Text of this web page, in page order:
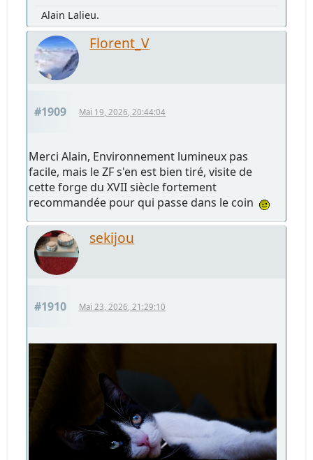
Alain Lalieu.
Florent_V
#1909 Mai 19, 2026, 20:44:04
Merci Alain, Environnement lumineux pas
facile, mais le ZF s'en est bien tiré, visite de
cette forge du XVII siècle fortement
recommandée pour qui passe dans le coin
sekijou
#1910 Mai 23, 2026, 21:29:10